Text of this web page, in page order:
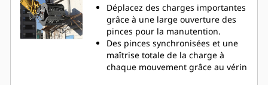
Déplacez des charges importantes
grâce à une large ouverture des
pinces pour la manutention.
Des pinces synchronisées et une
maîtrise totale de la charge à
chaque mouvement grâce au vérin